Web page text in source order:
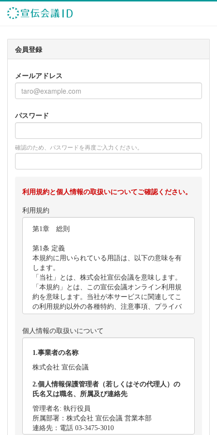
会員登録
メールアドレス
パスワード
確認のため、パスワードを再度ご入力ください。
利用規約と個人情報の取扱いについてご確認ください。
利用規約
個人情報の取扱いについて